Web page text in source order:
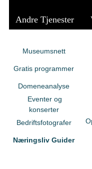
Andre Tjenester
Museumsnett
Gratis programmer
Domeneanalyse
Eventer og
konserter
Bedriftsfotografer
Næringsliv Guider